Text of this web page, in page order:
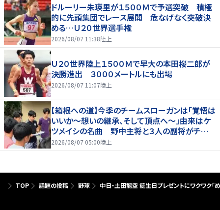
ドルーリー朱瑛里が１５００Ｍで予選突破 積極
的に先頭集団でレース展開 危なげなく突破決
める…Ｕ２０世界選手権
2026/08/07 11:38陸上
Ｕ２０世界陸上１５００Ｍで早大の本田桜二郎が
決勝進出 ３０００メートルにも出場
2026/08/07 11:07陸上
【箱根への道】今季のチームスローガンは「覚悟は
いいか～想いの継承、そして頂点へ～」由来はケ
ツメイシの名曲 野中主将と３人の副将がチーム
を引っ張る…夏合宿特集第１弾、国学院大
2026/08/07 05:00陸上
TOP 話題の投稿 野球 中日・土田龍空 誕生日プレゼントにワクワク「